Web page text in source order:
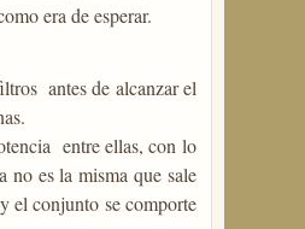
era de esperar.
antes de alcanzar el
entre ellas, con lo
no es la misma que sale
el conjunto se comporte